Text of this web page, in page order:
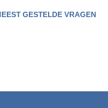
GESTELDE VRAGEN